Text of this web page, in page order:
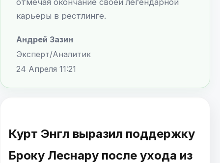
карьеры в рестлинге.
Андрей Зазин
Эксперт/Аналитик
24 Апреля 11:21
Курт Энгл выразил поддержку
Броку Леснару после ухода из